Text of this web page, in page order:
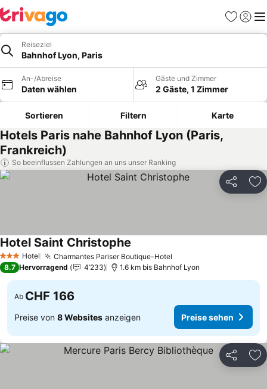
Favoriten
Reiseziel
Bahnhof Lyon, Paris
An-/Abreise
Daten wählen
Gäste und Zimmer
2 Gäste, 1 Zimmer
Sortieren Filtern Karte
Hotels Paris nahe Bahnhof Lyon (Paris,
Frankreich)
So beeinflussen Zahlungen an uns unser Ranking
Teilen
3 SterneHotel Charmantes Pariser Boutique-Hotel
Hotel Saint Christophe
8.7 Hervorragend 4’233 1.6 km bis Bahnhof Lyon
Ab CHF 166
Preise von 8 Websites anzeigen Preise sehen
Teilen